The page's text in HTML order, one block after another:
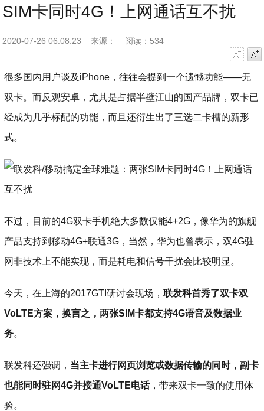
SIM卡同时4G！上网通话互不扰
2020-07-26 06:08:23 来源：
阅读：534
很多国内用户谈及iPhone，往往会提到一个遗憾功能——无
双卡。而反观安卓，尤其是占据半壁江山的国产品牌，双卡已
经成为几乎标配的功能，而且还衍生出了三选二卡槽的新形
式。
不过，目前的4G双卡手机绝大多数仅能4+2G，像华为的旗舰
产品支持到移动4G+联通3G，当然，华为也曾表示，双4G驻
网非技术上不能实现，而是耗电和信号干扰会比较明显。
今天，在上海的2017GTI研讨会现场，联发科首秀了双卡双
VoLTE方案，换言之，两张SIM卡都支持4G语音及数据业
务。
联发科还强调， 当主卡进行网页浏览或数据传输的同时，副卡
也能同时驻网4G并接通VoLTE电话，带来双卡一致的使用体
验。